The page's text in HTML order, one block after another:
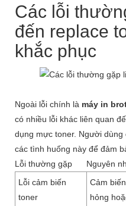
Các lỗi
đến replace
khắc phục
Ngoài lỗi chính là máy in
có nhiều lỗi khác liên quan
dụng mực toner. Người
các tình huống này để đảm
Lỗi thường gặp
Nguyên
Lỗi cảm biến
toner
Cảm
hỏng